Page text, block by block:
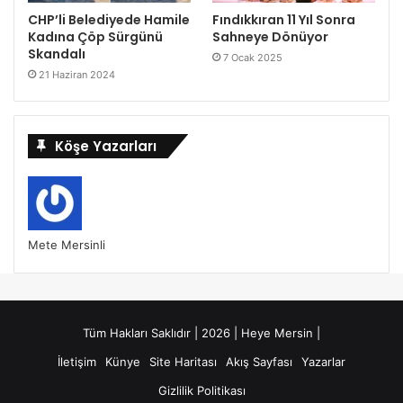
CHP’li Belediyede Hamile
Kadına Çöp Sürgünü
Skandalı
21 Haziran 2024
Fındıkkıran 11 Yıl Sonra
Sahneye Dönüyor
7 Ocak 2025
Köşe Yazarları
Mete Mersinli
Tüm Hakları Saklıdır | 2026 | Heye Mersin |
İletişim
Künye Site Haritası Akış Sayfası
Yazarlar
Gizlilik Politikası